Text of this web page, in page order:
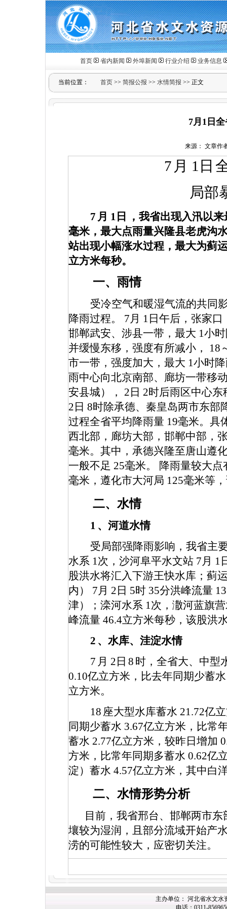
首页 省内新闻 外埠新闻 行业介绍 业务信息
当前位置： 首页 >> 简报公报 >> 水情简报 >> 正文
7月1日
来源： 文章作
7 月 1 日
局部
7 月 1 日
，我省出现入汛以
毫米，最大点雨量兴隆县老虎沟
站出现小幅涨水过程，最大为蓟
立方米每秒。
一、雨情
受冷空气和暖湿气流的共同
降雨过程。 7月 1 日午后，张家
邯郸武安、涉县一带，最大 1小
并缓慢东移，强度有所减小， 18
市一带，强度加大，最大 1小时
雨中心向北京南部、廊坊一带移
安县城）， 2 日 2时后雨区中心
2 日 8时除承德、秦皇岛两市东部
过程全省平均降雨量 19毫米。具
西北部，廊坊大部，邯郸中部，
毫米。其中，承德兴隆至唐山遵
一般不足 25毫米。 降雨量较大
毫米，遵化市大河局 125毫米等
二、水情
1 、河道水情
受局部强降雨影响，我省主
水系 1次，沙河阜平水文站 7月 1
股洪水将汇入下游王快水库；蓟
内） 7月 2 日 5时 35分洪峰流量
津）；滦河水系 1次，潵河蓝旗
峰流量 46.4立方米每秒，该股洪
2 、水库、洼淀水情
7 月 2 日 8 时，全省大、中型
0.10亿立方米，比去年同期少蓄
立方米。
18 座大型水库蓄水 21.72亿
同期少蓄水 3.67亿立方米，比常
蓄水 2.77亿立方米，较昨日增加
方米，比常年同期多蓄水 0.62亿
淀）蓄水 4.57亿立方米，其中白
二、水情形势分析
目前，我省邢台、邯郸两市
壤较为湿润，且部分流域开始产
涝的可能性较大，应密切关注。
主办单位： 河北省水文水
电话：0311-